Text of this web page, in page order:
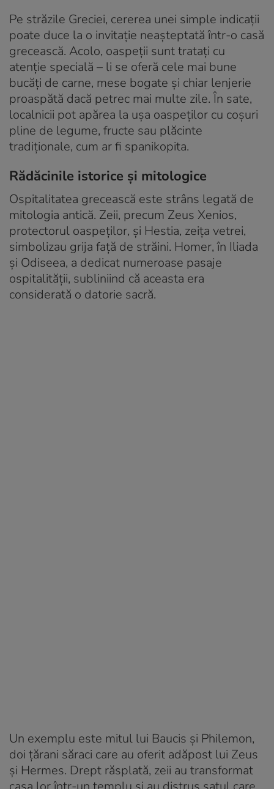
Pe străzile Greciei, cererea unei simple indicații
poate duce la o invitație neașteptată într-o casă
grecească. Acolo, oaspeții sunt tratați cu
atenție specială – li se oferă cele mai bune
bucăți de carne, mese bogate și chiar lenjerie
proaspătă dacă petrec mai multe zile. În sate,
localnicii pot apărea la ușa oaspeților cu coșuri
pline de legume, fructe sau plăcinte
tradiționale, cum ar fi spanikopita.
Rădăcinile istorice și mitologice
Ospitalitatea grecească este strâns legată de
mitologia antică. Zeii, precum Zeus Xenios,
protectorul oaspeților, și Hestia, zeița vetrei,
simbolizau grija față de străini. Homer, în Iliada
și Odiseea, a dedicat numeroase pasaje
ospitalității, subliniind că aceasta era
considerată o datorie sacră.
Un exemplu este mitul lui Baucis și Philemon,
doi țărani săraci care au oferit adăpost lui Zeus
și Hermes. Drept răsplată, zeii au transformat